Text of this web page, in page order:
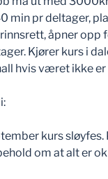
min pr deltager,
åpner opp
Kjører kurs i
hvis været ikke er
kurs
om at alt er